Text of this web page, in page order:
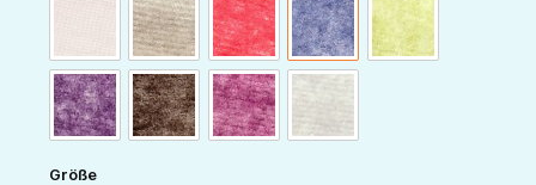
latte-macchiatorot-melangemarine-melangegrün-melange
pflaume-melangeschoko-melangeweinrot-melange
Größeauswählen